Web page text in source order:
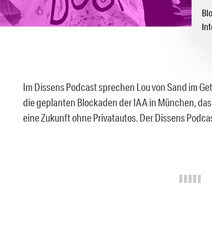
Im Dissens Podcast sprechen Lou von Sand im
die geplanten Blockaden der IAA in München,
eine Zukunft ohne Privatautos. Der Dissens